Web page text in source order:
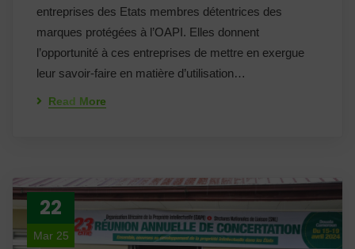
entreprises des Etats membres détentrices des
marques protégées à l’OAPI. Elles donnent
l’opportunité à ces entreprises de mettre en exergue
leur savoir-faire en matière d’utilisation…
Read More
22
Mar 25